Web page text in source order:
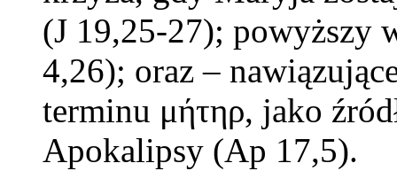
(J 19,25-27); powyższy
4,26); oraz –
terminu μήτηρ, jako
Apokalipsy (Ap 17,5).